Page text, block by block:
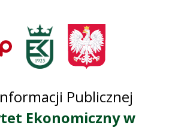
Przejdź do
menu
do treści
do mapy
serwisu
Publicznej
Ekonomiczny w